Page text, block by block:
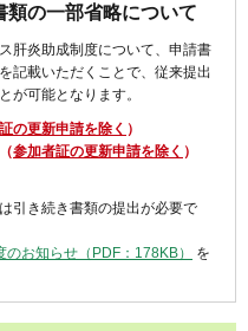
類の一部省略について
肝炎助成制度について、申請書
記載いただくことで、従来提出
が可能となります。
の更新申請を除く ）
参加者証の更新申請を除く ）
引き続き書類の提出が必要で
のお知らせ（PDF：178KB）
を